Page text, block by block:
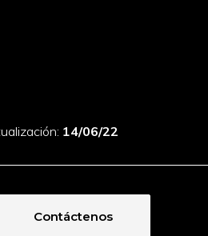
14/06/22
Contáctenos